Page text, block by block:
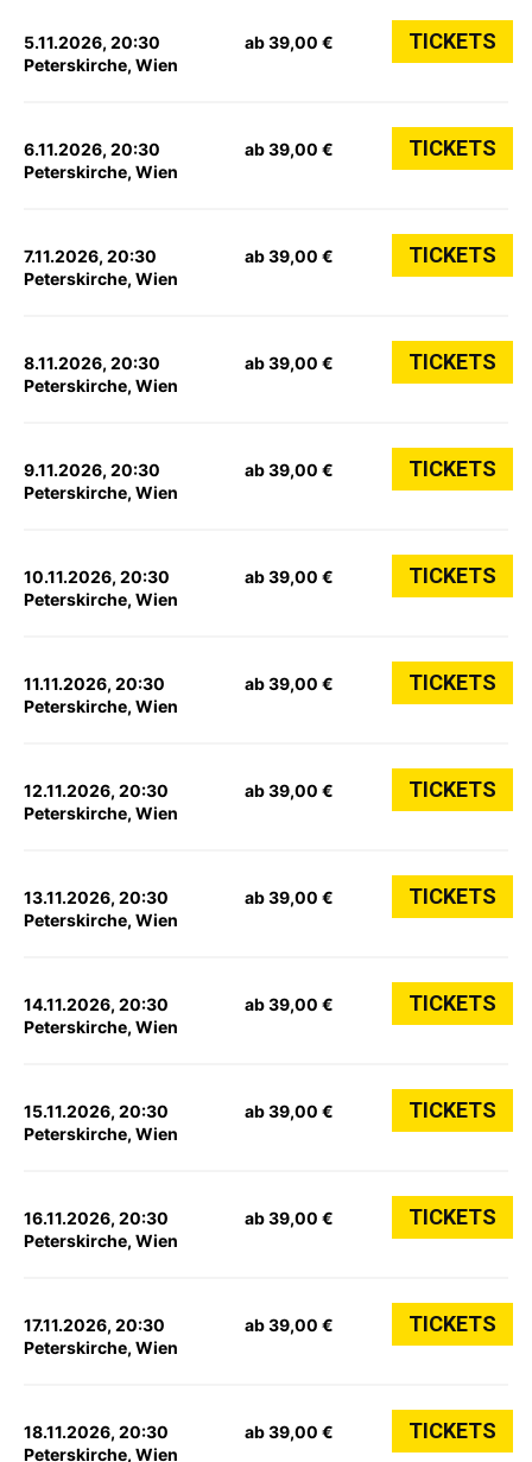
5.11.2026, 20:30
Peterskirche, Wien
ab 39,00 € TICKETS
6.11.2026, 20:30
Peterskirche, Wien
ab 39,00 € TICKETS
7.11.2026, 20:30
Peterskirche, Wien
ab 39,00 € TICKETS
8.11.2026, 20:30
Peterskirche, Wien
ab 39,00 € TICKETS
9.11.2026, 20:30
Peterskirche, Wien
ab 39,00 € TICKETS
10.11.2026, 20:30
Peterskirche, Wien
ab 39,00 € TICKETS
11.11.2026, 20:30
Peterskirche, Wien
ab 39,00 € TICKETS
12.11.2026, 20:30
Peterskirche, Wien
ab 39,00 € TICKETS
13.11.2026, 20:30
Peterskirche, Wien
ab 39,00 € TICKETS
14.11.2026, 20:30
Peterskirche, Wien
ab 39,00 € TICKETS
15.11.2026, 20:30
Peterskirche, Wien
ab 39,00 € TICKETS
16.11.2026, 20:30
Peterskirche, Wien
ab 39,00 € TICKETS
17.11.2026, 20:30
Peterskirche, Wien
ab 39,00 € TICKETS
18.11.2026, 20:30
Peterskirche, Wien
ab 39,00 € TICKETS